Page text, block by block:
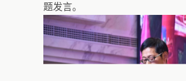
题发言。